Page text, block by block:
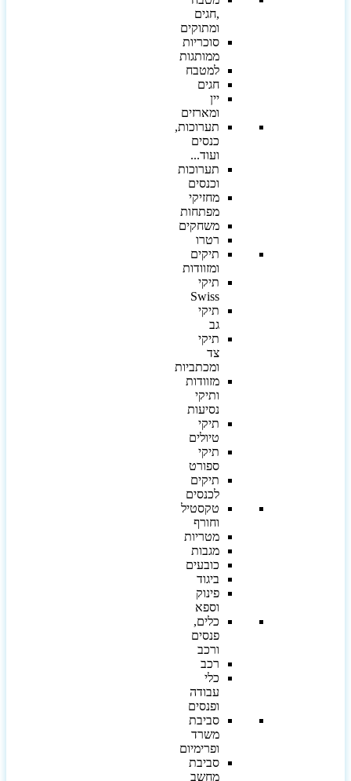
,חגים
ומתוקים
סוכריות
ממותגות
למטבח
חגים
יין
ומארזים
תערוכות,
כנסים
ועוד...
תערוכות
וכנסים
מחזיקי
מפתחות
משחקים
רטרו
תיקים
ומזוודות
תיקי
Swiss
תיקי
תיקי
ומכתביות
מזוודות
ותיקי
נסיעות
תיקי
טיולים
תיקי
ספורט
תיקים
לכנסים
טקסטיל
וחורף
מטריות
מגבות
כובעים
ביגוד
פינוק
וספא
כלים,
פנסים
ורכב
רכב
כלי
עבודה
ופנסים
סביבת
משרד
ופרימיום
סביבת
מחשב